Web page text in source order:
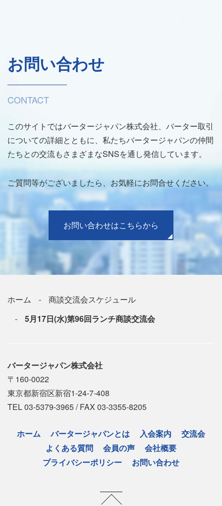
お問い合わせ
CONTACT
このサイトではバータージャパン株式会社、バーター取引
についての詳細とともに、私たちバータージャパンの仲間
たちとの交流もさまざまなSNSを通し発信しています。
ご質問等がございましたら、お気軽にお問合せください。
お問い合わせはこちらから
ホーム
商談交流会スケジュール
5月17日(水)第96回ランチ商談交流会
バータージャパン株式会社
〒160-0022
東京都新宿区新宿1-24-7-408
TEL 03-5379-3965 / FAX 03-3355-8205
ホーム バータージャパンとは 入会案内
交流会
よくある質問
会員の声
会社概要
プライバシーポリシー
お問い合わせ